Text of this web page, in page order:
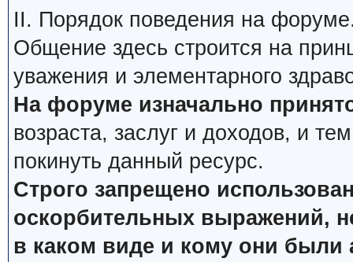
II. Порядок поведения на
Общение здесь строится на
уважения и элементарного
На форуме изначально
возраста, заслуг и доходов, и
покинуть данный ресурс.
Строго запрещено
оскорбительных выражений,
в каком виде и кому они были